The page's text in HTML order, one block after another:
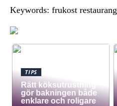
Keywords: frukost restaurang
TIPS
Rätt köksutrustning
gör bakningen både
enklare och roligare